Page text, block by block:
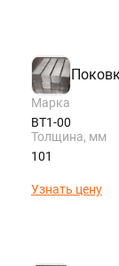
Марка
ВТ1-00
Толщина, мм
101
Узнать цену